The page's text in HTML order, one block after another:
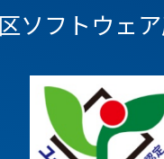
ソフトウェア